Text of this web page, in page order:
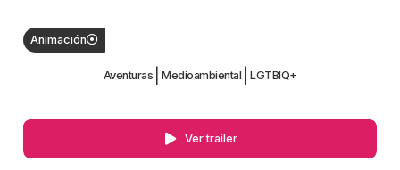
Animación
Aventuras Medioambiental LGTBIQ+
Ver trailer